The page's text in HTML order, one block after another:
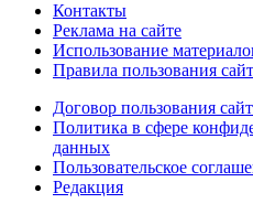
Контакты
Реклама на сайте
Использование
Правила пользования
Договор пользования
Политика в сфере
данных
Пользовательское
Редакция